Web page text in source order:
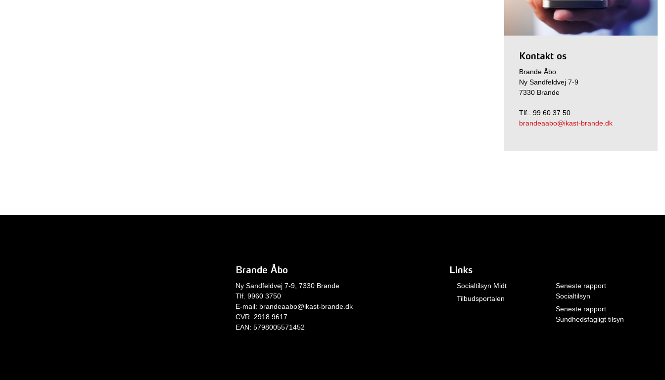
Kontakt os
Brande Åbo
Ny Sandfeldvej 7-9
7330 Brande
Tlf.: 99 60 37 50
brandeaabo@ikast-brande.dk
Brande Åbo
Ny Sandfeldvej 7-9, 7330 Brande
Tlf. 9960 3750
E-mail: brandeaabo@ikast-brande.dk
CVR: 2918 9617
EAN: 5798005571452
Links
Socialtilsyn Midt
Tilbudsportalen
Seneste rapport
Socialtilsyn
Seneste rapport
Sundhedsfagligt tilsyn